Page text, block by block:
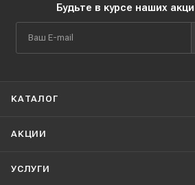
Будьте в курсе наших
КАТАЛОГ
АКЦИИ
УСЛУГИ